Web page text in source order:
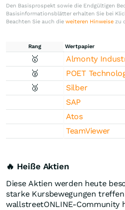
Den Basisprospekt sowie die Endgültigen
Basisinformationsblätter erhalten Sie bei
Beachten Sie auch die weiteren Hinweise zu
Rang Wertpapier
🥇 Almonty
🥈
POET
🥉
Silber
SAP
Atos
TeamViewer
🔥 Heiße Aktien
Diese Aktien werden heute
starke Kursbewegungen
wallstreetONLINE-Community